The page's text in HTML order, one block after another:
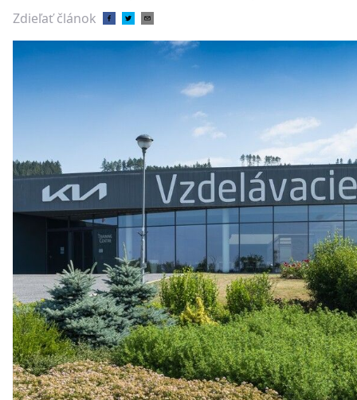
Zdieľať článok